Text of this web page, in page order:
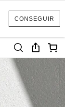
CONSEGUIR